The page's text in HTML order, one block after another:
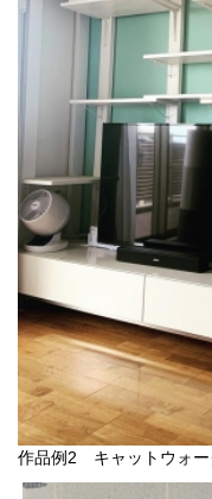
作品例2 キャットウォー